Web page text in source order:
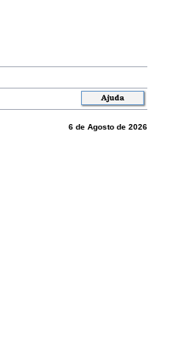
6 de Agosto de 2026